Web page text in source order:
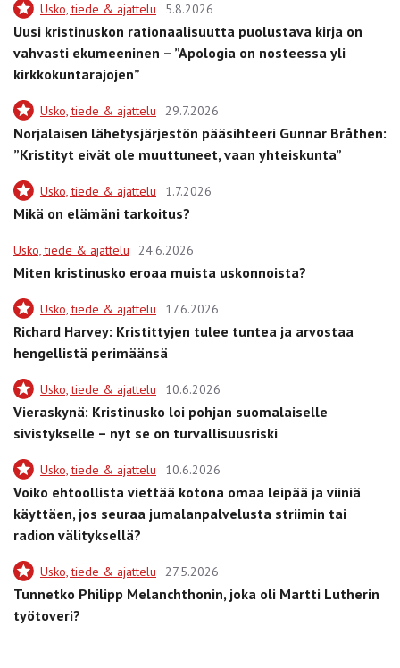
Usko, tiede & ajattelu 5.8.2026
Uusi kristinuskon rationaalisuutta puolustava kirja on
vahvasti ekumeeninen – ”Apologia on nosteessa yli
kirkkokuntarajojen”
Usko, tiede & ajattelu 29.7.2026
Norjalaisen lähetysjärjestön pääsihteeri Gunnar Bråthen:
”Kristityt eivät ole muuttuneet, vaan yhteiskunta”
Usko, tiede & ajattelu 1.7.2026
Mikä on elämäni tarkoitus?
Usko, tiede & ajattelu 24.6.2026
Miten kristinusko eroaa muista uskonnoista?
Usko, tiede & ajattelu 17.6.2026
Richard Harvey: Kristittyjen tulee tuntea ja arvostaa
hengellistä perimäänsä
Usko, tiede & ajattelu 10.6.2026
Vieraskynä: Kristinusko loi pohjan suomalaiselle
sivistykselle – nyt se on turvallisuusriski
Usko, tiede & ajattelu 10.6.2026
Voiko ehtoollista viettää kotona omaa leipää ja viiniä
käyttäen, jos seuraa jumalanpalvelusta striimin tai
radion välityksellä?
Usko, tiede & ajattelu 27.5.2026
Tunnetko Philipp Melanchthonin, joka oli Martti Lutherin
työtoveri?